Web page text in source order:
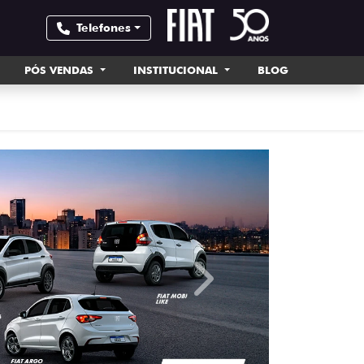
Telefones
PÓS VENDAS INSTITUCIONAL BLOG